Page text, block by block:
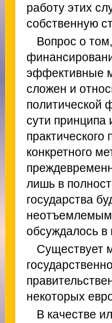
работу этих
собственную
Вопрос о
эффективные
сложен и
политической
сути принципа
конкретного
лишь в
государства
обсуждалось в
Существует
некоторых
В качестве